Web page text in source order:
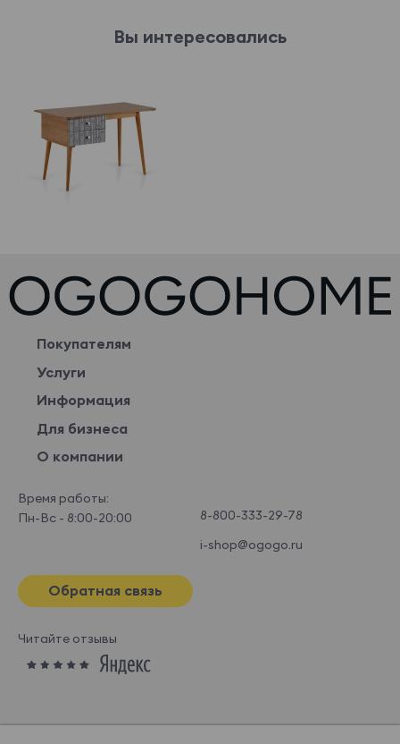
Вы интересовались
Покупателям
Услуги
Информация
Для бизнеса
О компании
Время работы:
Пн-Вс - 8:00-20:00
8-800-333-29-78
i-shop@ogogo.ru
Обратная связь
Читайте отзывы